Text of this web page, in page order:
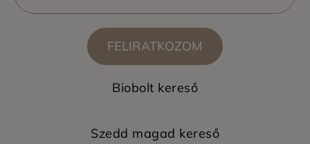
FELIRATKOZOM
Biobolt kereső
Szedd magad kereső